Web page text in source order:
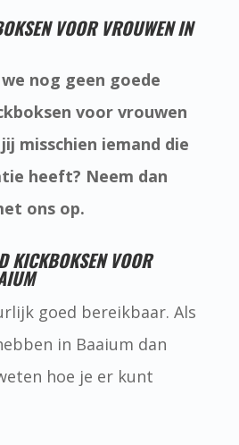
VOOR VROUWEN IN
nog geen goede
voor vrouwen
misschien iemand die
heeft? Neem dan
ons op.
KICKBOKSEN VOOR
goed bereikbaar. Als
in Baaium dan
hoe je er kunt